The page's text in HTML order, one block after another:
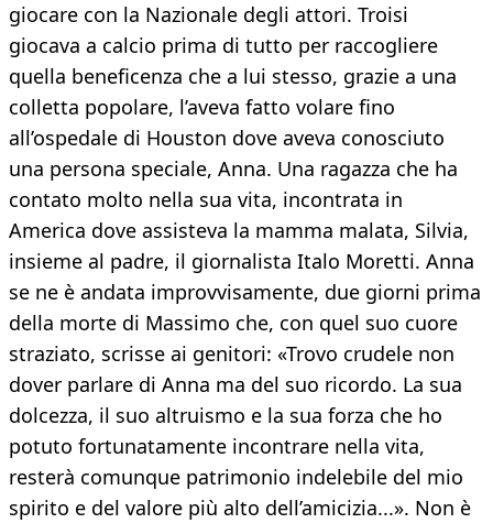
giocare con la Nazionale degli attori. Troisi
giocava a calcio prima di tutto per raccogliere
quella beneficenza che a lui stesso, grazie a una
colletta popolare, l’aveva fatto volare fino
all’ospedale di Houston dove aveva conosciuto
una persona speciale, Anna. Una ragazza che ha
contato molto nella sua vita, incontrata in
America dove assisteva la mamma malata, Silvia,
insieme al padre, il giornalista Italo Moretti. Anna
se ne è andata improvvisamente, due giorni prima
della morte di Massimo che, con quel suo cuore
straziato, scrisse ai genitori: «Trovo crudele non
dover parlare di Anna ma del suo ricordo. La sua
dolcezza, il suo altruismo e la sua forza che ho
potuto fortunatamente incontrare nella vita,
resterà comunque patrimonio indelebile del mio
spirito e del valore più alto dell’amicizia...». Non è